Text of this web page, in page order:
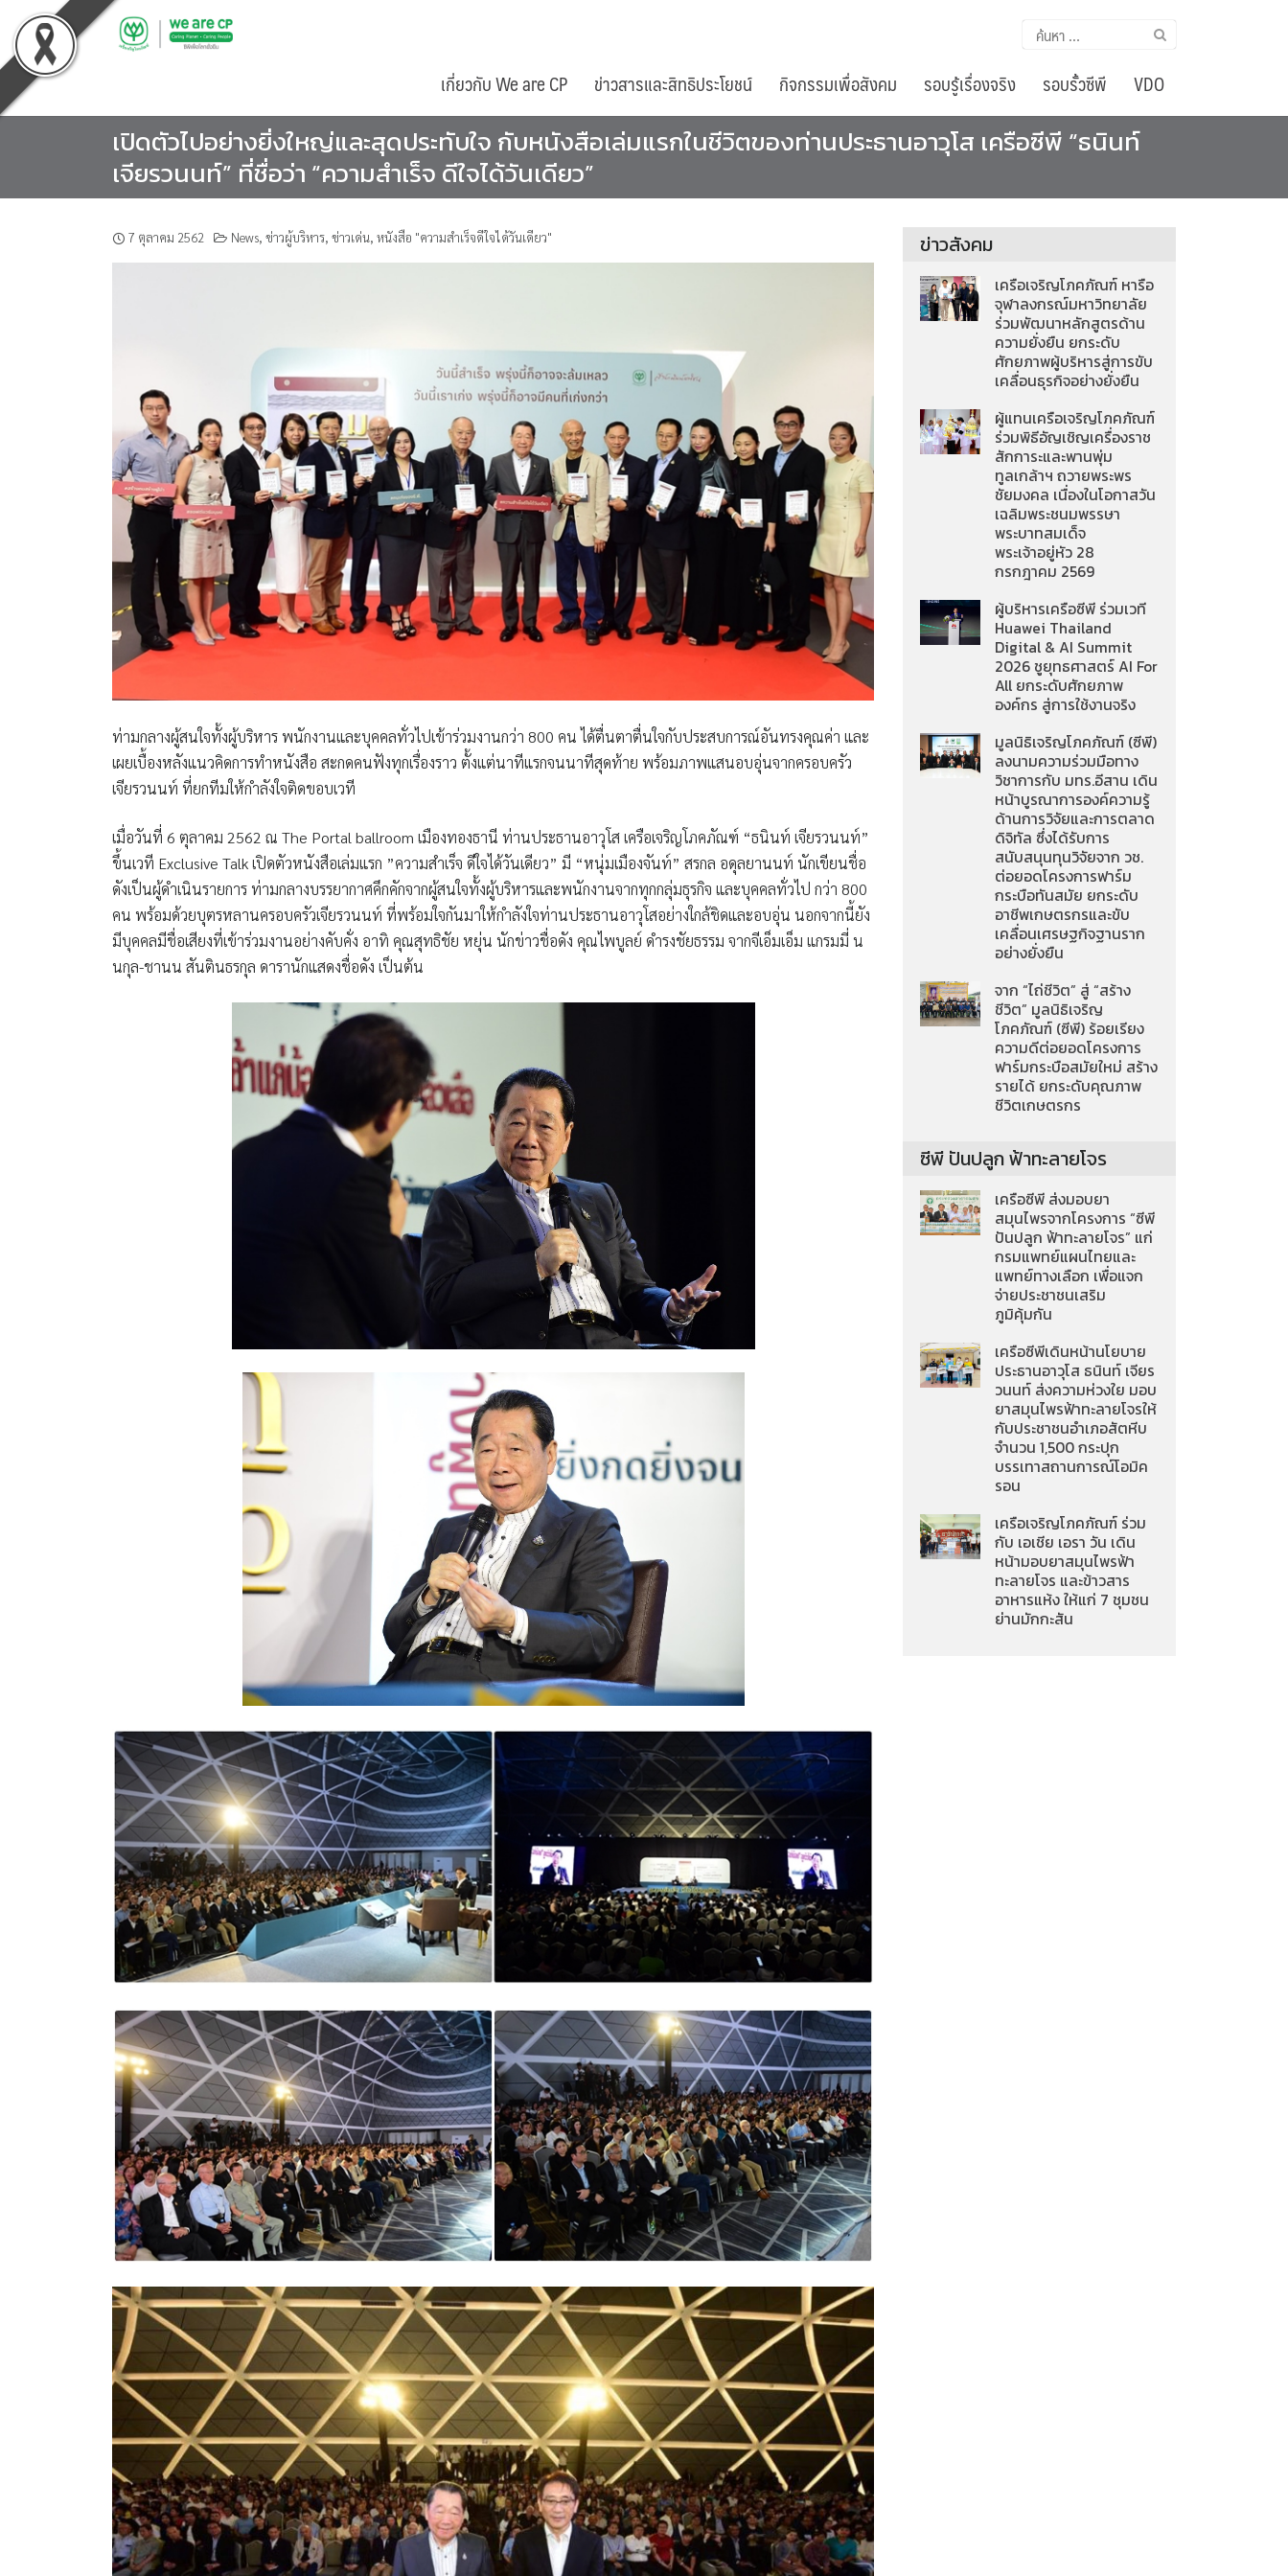
to
content
ค้นหา
เกี่ยวกับ We are CP ข่าวสารและสิทธิประโยชน์ กิจกรรมเพื่อสังคม รอบรู้เรื่องจริง รอบรั้วซีพี VDO
เปิดตัวไปอย่างยิ่งใหญ่และสุดประทับใจ กับหนังสือเล่มแรกในชีวิตของท่านประธานอาวุโส เครือซีพี “ธนินท์
เจียรวนนท์” ที่ชื่อว่า “ความสำเร็จ ดีใจได้วันเดียว”
7 ตุลาคม 2562 News, ข่าวผู้บริหาร, ข่าวเด่น, หนังสือ "ความสำเร็จดีใจได้วันเดียว"
ท่ามกลางผู้สนใจทั้งผู้บริหาร พนักงานและบุคคลทั่วไปเข้าร่วมงานกว่า 800 คน ได้ตื่นตาตื่นใจกับประสบการณ์อันทรงคุณค่า และ
เผยเบื้องหลังแนวคิดการทำหนังสือ สะกดคนฟังทุกเรื่องราว ตั้งแต่นาทีแรกจนนาทีสุดท้าย พร้อมภาพแสนอบอุ่นจากครอบครัว
เจียรวนนท์ ที่ยกทีมให้กำลังใจติดขอบเวที
เมื่อวันที่ 6 ตุลาคม 2562 ณ The Portal ballroom เมืองทองธานี ท่านประธานอาวุโส เครือเจริญโภคภัณฑ์ “ธนินท์ เจียรวนนท์”
ขึ้นเวที Exclusive Talk เปิดตัวหนังสือเล่มแรก ”ความสำเร็จ ดีใจได้วันเดียว” มี “หนุ่มเมืองจันท์” สรกล อดุลยานนท์ นักเขียนชื่อ
ดังเป็นผู้ดำเนินรายการ ท่ามกลางบรรยากาศคึกคักจากผู้สนใจทั้งผู้บริหารและพนักงานจากทุกกลุ่มธุรกิจ และบุคคลทั่วไป กว่า 800
คน พร้อมด้วยบุตรหลานครอบครัวเจียรวนนท์ ที่พร้อมใจกันมาให้กำลังใจท่านประธานอาวุโสอย่างใกล้ชิดและอบอุ่น นอกจากนี้ยัง
มีบุคคลมีชื่อเสียงที่เข้าร่วมงานอย่างคับคั่ง อาทิ คุณสุทธิชัย หยุ่น นักข่าวชื่อดัง คุณไพบูลย์ ดำรงชัยธรรม จากจีเอ็มเอ็ม แกรมมี่ น
นกุล-ชานน สันตินธรกุล ดารานักแสดงชื่อดัง เป็นต้น
ข่าวสังคม
เครือเจริญโภคภัณฑ์ หารือ
จุฬาลงกรณ์มหาวิทยาลัย
ร่วมพัฒนาหลักสูตรด้าน
ความยั่งยืน ยกระดับ
ศักยภาพผู้บริหารสู่การขับ
เคลื่อนธุรกิจอย่างยั่งยืน
ผู้แทนเครือเจริญโภคภัณฑ์
ร่วมพิธีอัญเชิญเครื่องราช
สักการะและพานพุ่ม
ทูลเกล้าฯ ถวายพระพร
ชัยมงคล เนื่องในโอกาสวัน
เฉลิมพระชนมพรรษา
พระบาทสมเด็จ
พระเจ้าอยู่หัว 28
กรกฎาคม 2569
ผู้บริหารเครือซีพี ร่วมเวที
Huawei Thailand
Digital & AI Summit
2026 ชูยุทธศาสตร์ AI For
All ยกระดับศักยภาพ
องค์กร สู่การใช้งานจริง
มูลนิธิเจริญโภคภัณฑ์ (ซีพี)
ลงนามความร่วมมือทาง
วิชาการกับ มทร.อีสาน เดิน
หน้าบูรณาการองค์ความรู้
ด้านการวิจัยและการตลาด
ดิจิทัล ซึ่งได้รับการ
สนับสนุนทุนวิจัยจาก วช.
ต่อยอดโครงการฟาร์ม
กระบือทันสมัย ยกระดับ
อาชีพเกษตรกรและขับ
เคลื่อนเศรษฐกิจฐานราก
อย่างยั่งยืน
จาก “ไถ่ชีวิต” สู่ “สร้าง
ชีวิต” มูลนิธิเจริญ
โภคภัณฑ์ (ซีพี) ร้อยเรียง
ความดีต่อยอดโครงการ
ฟาร์มกระบือสมัยใหม่ สร้าง
รายได้ ยกระดับคุณภาพ
ชีวิตเกษตรกร
ซีพี ปันปลูก ฟ้าทะลายโจร
เครือซีพี ส่งมอบยา
สมุนไพรจากโครงการ “ซีพี
ปันปลูก ฟ้าทะลายโจร” แก่
กรมแพทย์แผนไทยและ
แพทย์ทางเลือก เพื่อแจก
จ่ายประชาชนเสริม
ภูมิคุ้มกัน
เครือซีพีเดินหน้านโยบาย
ประธานอาวุโส ธนินท์ เจียร
วนนท์ ส่งความห่วงใย มอบ
ยาสมุนไพรฟ้าทะลายโจรให้
กับประชาชนอำเภอสัตหีบ
จำนวน 1,500 กระปุก
บรรเทาสถานการณ์โอมิค
รอน
เครือเจริญโภคภัณฑ์ ร่วม
กับ เอเชีย เอรา วัน เดิน
หน้ามอบยาสมุนไพรฟ้า
ทะลายโจร และข้าวสาร
อาหารแห้ง ให้แก่ 7 ชุมชน
ย่านมักกะสัน